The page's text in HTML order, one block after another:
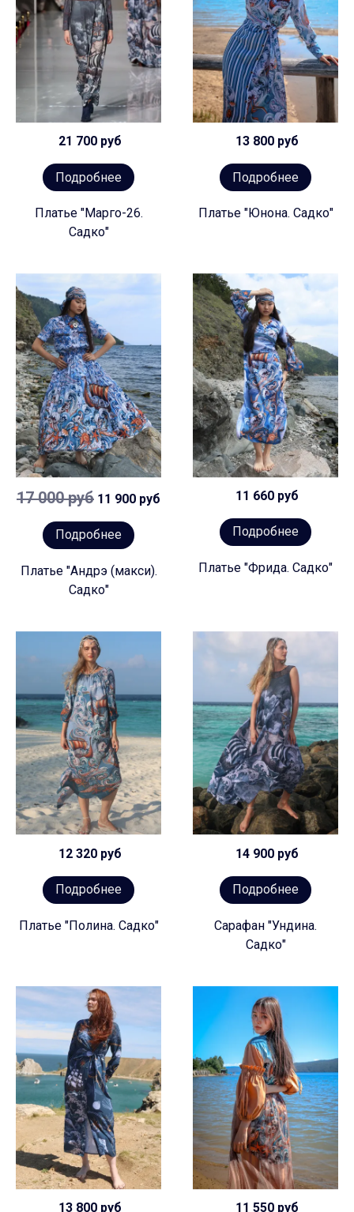
21 700 руб
Подробнее
Платье "Марго-26.
Садко"
13 800 руб
Подробнее
Платье "Юнона. Садко"
17 000 руб 11 900 руб
Подробнее
Платье "Андрэ (макси).
Садко"
11 660 руб
Подробнее
Платье "Фрида. Садко"
12 320 руб
Подробнее
Платье "Полина. Садко"
14 900 руб
Подробнее
Сарафан "Ундина.
Садко"
13 800 руб 11 550 руб